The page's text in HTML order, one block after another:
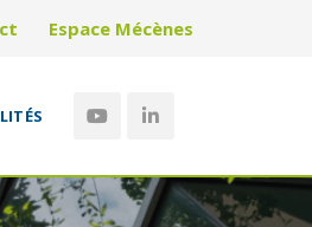
Espace Mécènes